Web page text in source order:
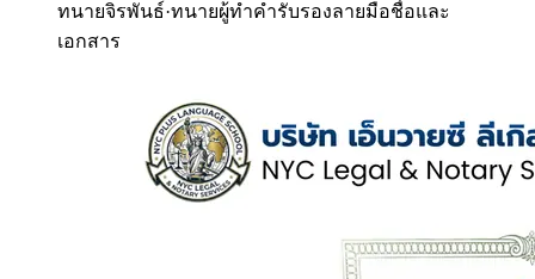
ทนายจิรพันธ์·ทนายผู้ทำคำรับรองลายมือชื่อและ
เอกสาร